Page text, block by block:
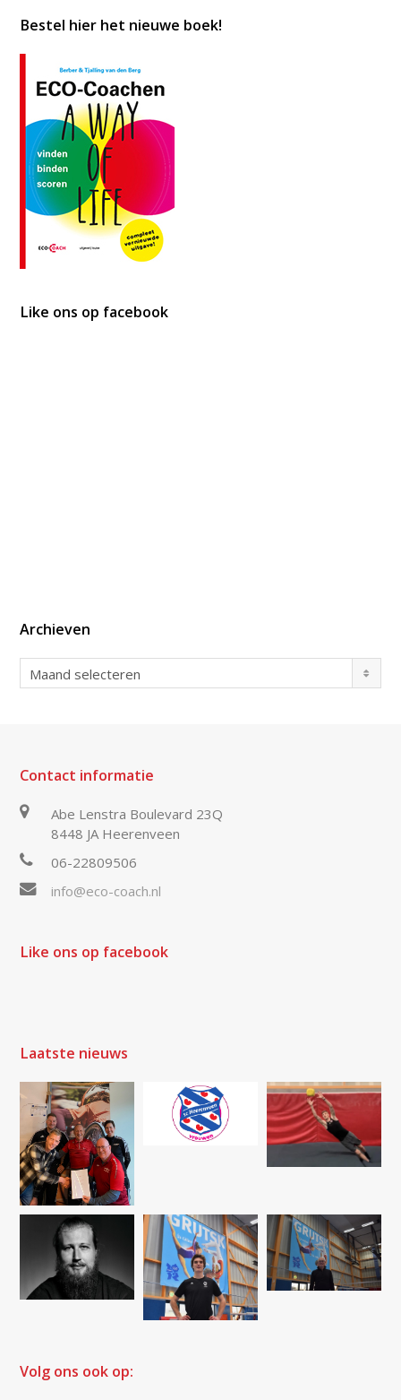
Bestel hier het nieuwe boek!
Like ons op facebook
Archieven
Archieven
Maand selecteren
Contact informatie
Abe Lenstra Boulevard 23Q
8448 JA Heerenveen
06-22809506
info@eco-coach.nl
Like ons op facebook
Laatste nieuws
Volg ons ook op: